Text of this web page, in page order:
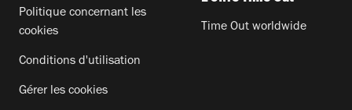
Politique concernant les
cookies
Conditions d'utilisation
Gérer les cookies
Time Out worldwide